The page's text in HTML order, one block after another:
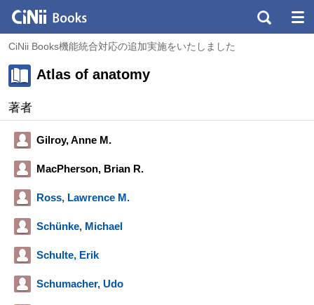
CiNii Books機能統合対応の追加実施をいたしました
Atlas of anatomy
著者
Gilroy, Anne M.
MacPherson, Brian R.
Ross, Lawrence M.
Schünke, Michael
Schulte, Erik
Schumacher, Udo